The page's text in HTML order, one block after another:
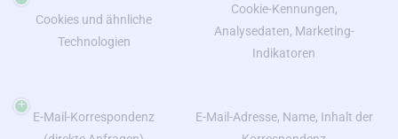
Cookies und ähnliche
Technologien
Cookie-Kennungen,
Analysedaten, Marketing-
Indikatoren
E-Mail-Korrespondenz
E-Mail-Adresse, Name, Inhalt der